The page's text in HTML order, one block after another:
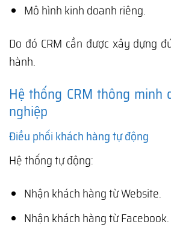
Mô hình kinh doanh riêng.
Do đó CRM cần được xây dựng
hành.
Hệ thống CRM thông minh
nghiệp
Điều phối khách hàng tự động
Hệ thống tự động:
Nhận khách hàng từ Website.
Nhận khách hàng từ Facebook.